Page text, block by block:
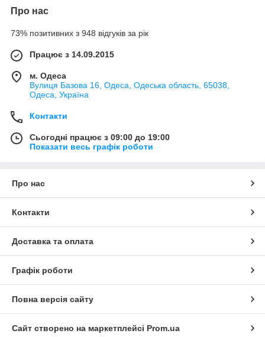
Про нас
73% позитивних з 948 відгуків за рік
Працює з 14.09.2015
м. Одеса
Вулиця Базова 16, Одеса, Одеська область, 65038,
Одеса, Україна
Контакти
Сьогодні працює з 09:00 до 19:00
Показати весь графік роботи
Про нас
Контакти
Доставка та оплата
Графік роботи
Повна версія сайту
Сайт створено на маркетплейсі Prom.ua